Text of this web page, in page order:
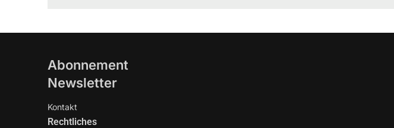
Abonnement
Newsletter
Kontakt
Rechtliches